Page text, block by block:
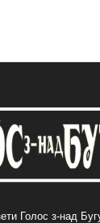
Голос з-над